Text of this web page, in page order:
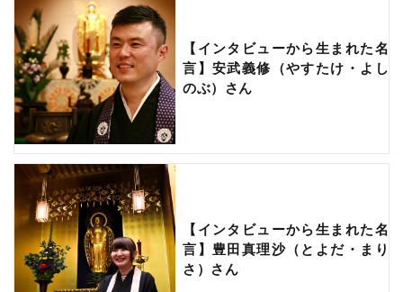
【インタビューから生まれた名
言】安武義修（やすたけ・よし
のぶ）さん
【インタビューから生まれた名
言】豊田真理沙（とよだ・まり
さ）さん